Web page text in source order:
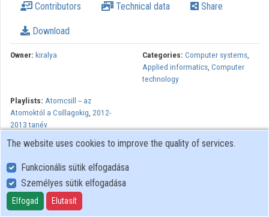
Contributors Technical data Share
Download
Owner: kiralya Categories: Computer systems,
Applied informatics, Computer
technology
Playlists: Atomcsill -- az
Atomoktól a Csillagokig, 2012-
2013 tanév
Az előadásban áttekintjük a szuperszámítógépek fejlődését, és a
TOP500 lista jelenlegi éllovasait. A különböző architektúrákkal
kapcsolatban megemlítjük programozásuk legfőbb nehézségeit,
és rávilágítunk a képességi és a mennyiségi alkalmazások közötti
fontos különbségre. Ezután a szuperszámítógépek mai fő
The website uses cookies to improve the quality of services.
Funkcionális sütik elfogadása
Személyes sütik elfogadása
Elfogad Elutasít